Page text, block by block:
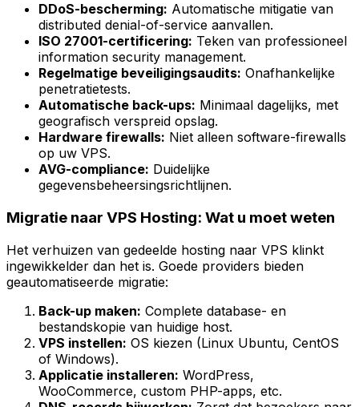
DDoS-bescherming: Automatische mitigatie van
distributed denial-of-service aanvallen.
ISO 27001-certificering: Teken van professioneel
information security management.
Regelmatige beveiligingsaudits: Onafhankelijke
penetratietests.
Automatische back-ups: Minimaal dagelijks, met
geografisch verspreid opslag.
Hardware firewalls: Niet alleen software-firewalls
op uw VPS.
AVG-compliance: Duidelijke
gegevensbeheersingsrichtlijnen.
Migratie naar VPS Hosting: Wat u moet weten
Het verhuizen van gedeelde hosting naar VPS klinkt
ingewikkelder dan het is. Goede providers bieden
geautomatiseerde migratie:
Back-up maken: Complete database- en
bestandskopie van huidige host.
VPS instellen: OS kiezen (Linux Ubuntu, CentOS
of Windows).
Applicatie installeren: WordPress,
WooCommerce, custom PHP-apps, etc.